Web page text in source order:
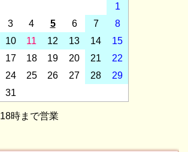
1
3 4 5 6 7
8
10 11 12 13 14
15
17 18 19 20 21
22
24 25 26 27 28
29
31
18時まで営業